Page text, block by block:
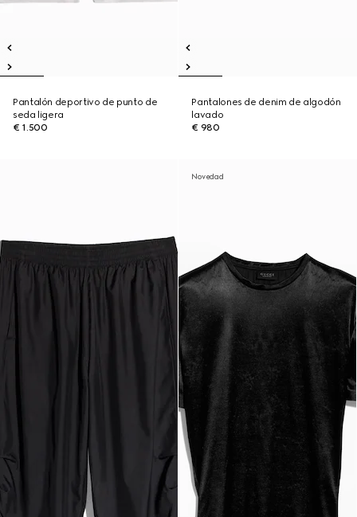
Pantalón deportivo de punto de
seda ligera
€ 1.500
Pantalones de denim de algodón
lavado
€ 980
Novedad